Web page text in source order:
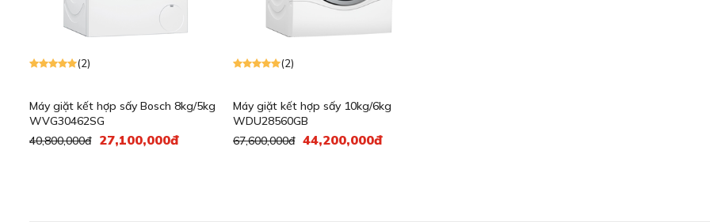
(2)
Máy giặt kết hợp sấy Bosch 8kg/5kg
WVG30462SG
40,800,000đ
27,100,000đ
(2)
Máy giặt kết hợp sấy 10kg/6kg
WDU28560GB
67,600,000đ 44,200,000đ